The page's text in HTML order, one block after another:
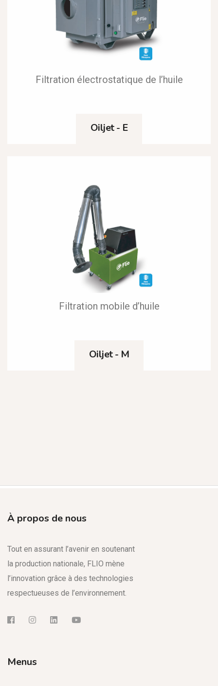
Filtration électrostatique de l’huile
Oiljet - E
Filtration mobile d’huile
Oiljet - M
À propos de nous
Tout en assurant l’avenir en soutenant
la production nationale, FLIO mène
l’innovation grâce à des technologies
respectueuses de l’environnement.
Menus